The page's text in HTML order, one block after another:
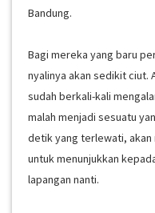
Bandung.
Bagi mereka yang baru
nyalinya akan sedikit ciut.
sudah berkali-kali
malah menjadi sesuatu
detik yang terlewati,
untuk menunjukkan
lapangan nanti.